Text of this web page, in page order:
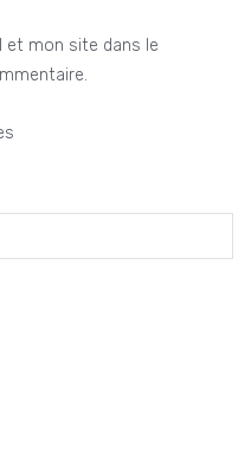
et mon site dans le